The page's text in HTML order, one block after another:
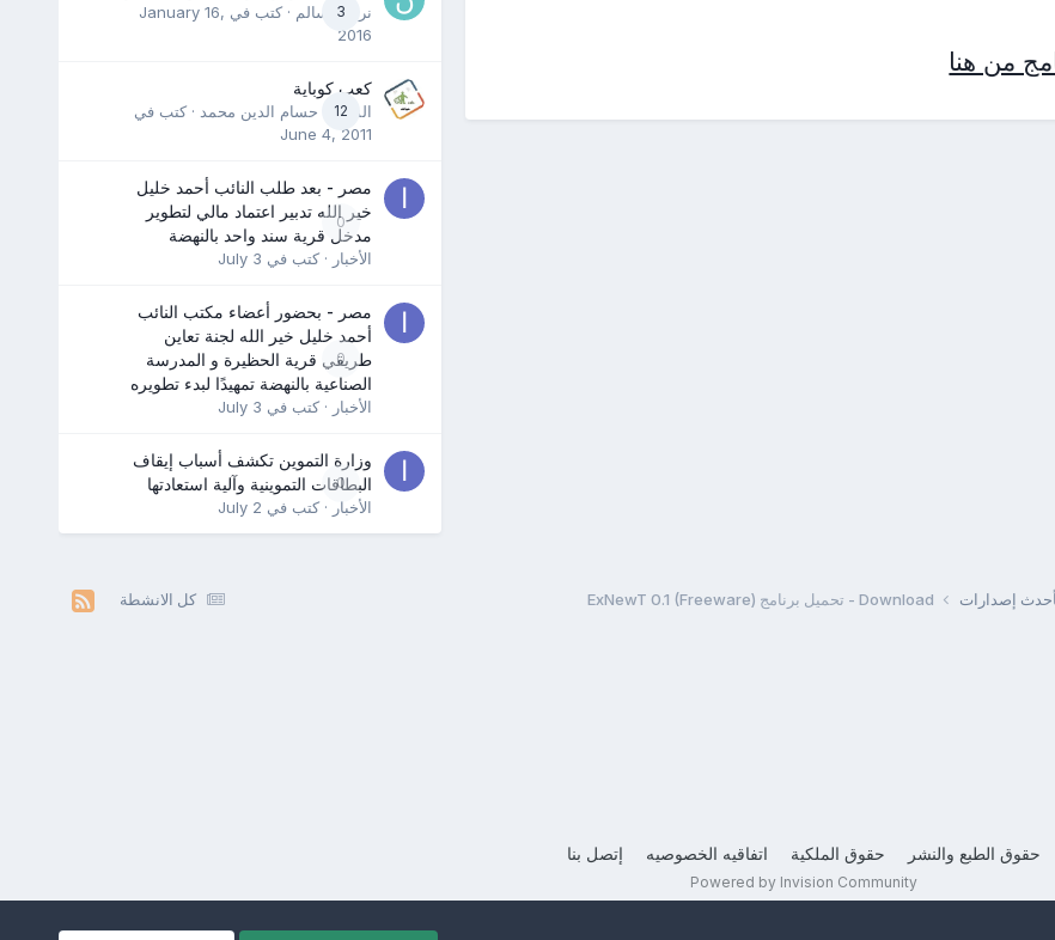
من هنا
3
نرمين سالم · كتب في January 16,
2016
12
كعب كوباية
المدرب حسام الدين محمد · كتب في
June 4, 2011
0
مصر - بعد طلب النائب أحمد خليل
خير الله تدبير اعتماد مالي لتطوير
مدخل قرية سند واحد بالنهضة
الأخبار · كتب في July 3
0
مصر - بحضور أعضاء مكتب النائب
أحمد خليل خير الله لجنة تعاين
طريقي قرية الحظيرة و المدرسة
الصناعية بالنهضة تمهيدًا لبدء تطويره
الأخبار · كتب في July 3
0
وزارة التموين تكشف أسباب إيقاف
البطاقات التموينية وآلية استعادتها
الأخبار · كتب في July 2
كل الانشطة إصدارات Download - تحميل برنامج ExNewT 0.1 (Freeware)
حقوق الطبع والنشر حقوق الملكية اتفاقيه الخصوصيه إتصل بنا
Powered by Invision Community